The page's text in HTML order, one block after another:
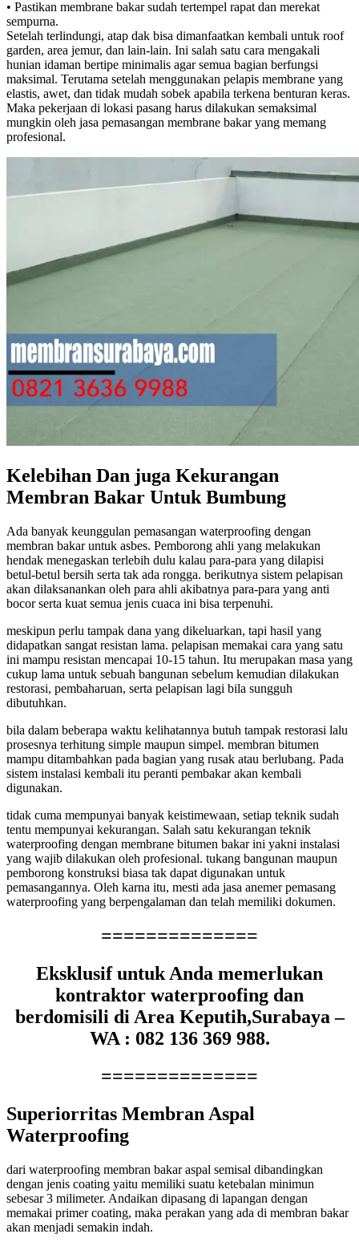
• Pastikan membrane bakar sudah tertempel rapat dan merekat
sempurna.
Setelah terlindungi, atap dak bisa dimanfaatkan kembali untuk roof
garden, area jemur, dan lain-lain. Ini salah satu cara mengakali
hunian idaman bertipe minimalis agar semua bagian berfungsi
maksimal. Terutama setelah menggunakan pelapis membrane yang
elastis, awet, dan tidak mudah sobek apabila terkena benturan keras.
Maka pekerjaan di lokasi pasang harus dilakukan semaksimal
mungkin oleh jasa pemasangan membrane bakar yang memang
profesional.
Kelebihan Dan juga Kekurangan
Membran Bakar Untuk Bumbung
Ada banyak keunggulan pemasangan waterproofing dengan
membran bakar untuk asbes. Pemborong ahli yang melakukan
hendak menegaskan terlebih dulu kalau para-para yang dilapisi
betul-betul bersih serta tak ada rongga. berikutnya sistem pelapisan
akan dilaksanankan oleh para ahli akibatnya para-para yang anti
bocor serta kuat semua jenis cuaca ini bisa terpenuhi.
meskipun perlu tampak dana yang dikeluarkan, tapi hasil yang
didapatkan sangat resistan lama. pelapisan memakai cara yang satu
ini mampu resistan mencapai 10-15 tahun. Itu merupakan masa yang
cukup lama untuk sebuah bangunan sebelum kemudian dilakukan
restorasi, pembaharuan, serta pelapisan lagi bila sungguh
dibutuhkan.
bila dalam beberapa waktu kelihatannya butuh tampak restorasi lalu
prosesnya terhitung simple maupun simpel. membran bitumen
mampu ditambahkan pada bagian yang rusak atau berlubang. Pada
sistem instalasi kembali itu peranti pembakar akan kembali
digunakan.
tidak cuma mempunyai banyak keistimewaan, setiap teknik sudah
tentu mempunyai kekurangan. Salah satu kekurangan teknik
waterproofing dengan membrane bitumen bakar ini yakni instalasi
yang wajib dilakukan oleh profesional. tukang bangunan maupun
pemborong konstruksi biasa tak dapat digunakan untuk
pemasangannya. Oleh karna itu, mesti ada jasa anemer pemasang
waterproofing yang berpengalaman dan telah memiliki dokumen.
==============
Eksklusif untuk Anda memerlukan
kontraktor waterproofing dan
berdomisili di Area Keputih,Surabaya –
WA : 082 136 369 988.
==============
Superiorritas Membran Aspal
Waterproofing
dari waterproofing membran bakar aspal semisal dibandingkan
dengan jenis coating yaitu memiliki suatu ketebalan minimun
sebesar 3 milimeter. Andaikan dipasang di lapangan dengan
memakai primer coating, maka perakan yang ada di membran bakar
akan menjadi semakin indah.